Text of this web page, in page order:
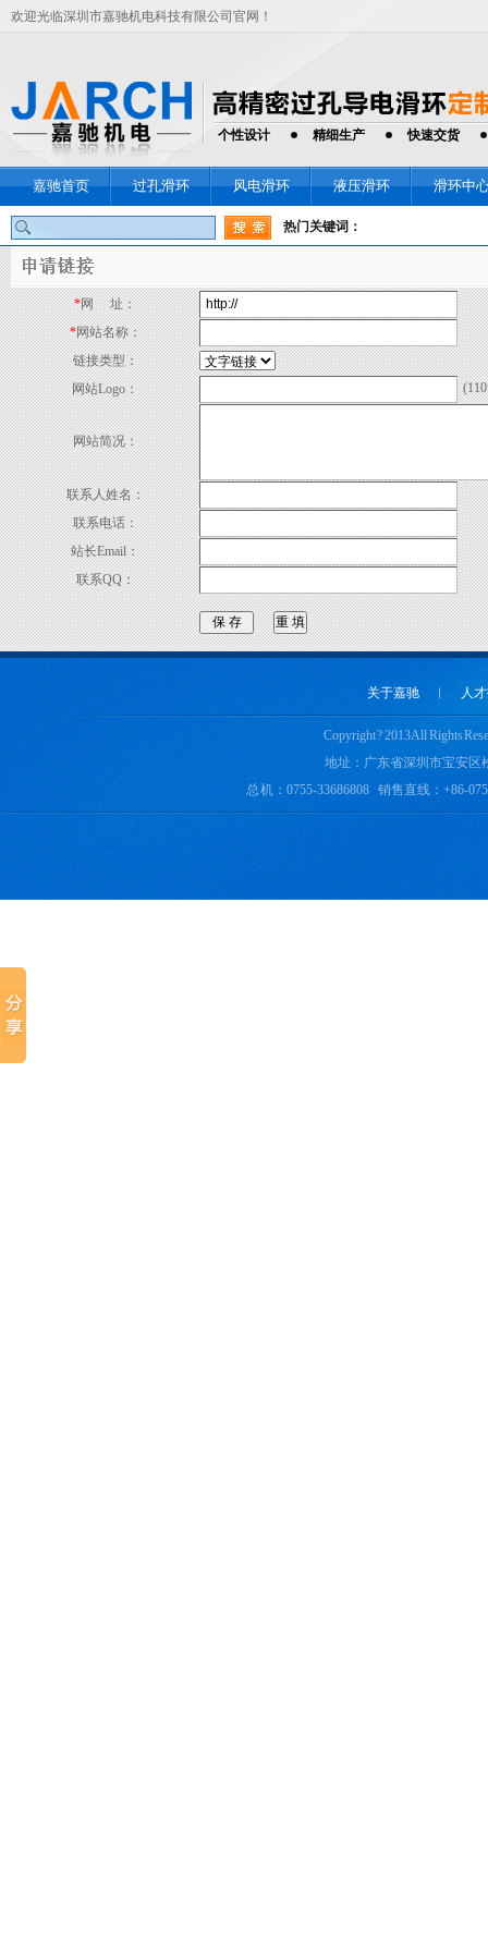
欢迎光临深圳市嘉驰机电科技有限公司官网！
个性设计 精细生产 快速交货
嘉驰首页 过孔滑环 风电滑环 液压滑环 滑环中
热门关键词：
*网 址：
*网站名称：
链接类型：
网站Logo：
网站简况：
联系人姓名：
联系电话：
站长Email：
联系QQ：
关于嘉驰 ︱ 人
Copyright ? 2013 All Rights
地址：广东省深圳市宝安区
总 机：0755-33686808 销售直线：+86-